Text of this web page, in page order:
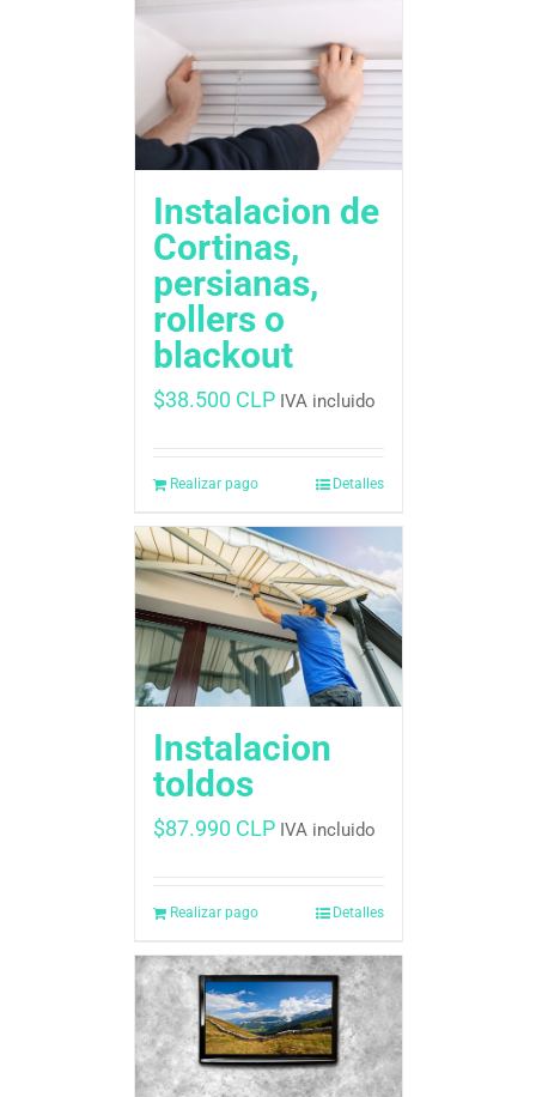
Instalacion de
Cortinas,
persianas,
rollers o
blackout
$38.500 CLP IVA incluido
Realizar pago Detalles
Instalacion
toldos
$87.990 CLP IVA incluido
Realizar pago Detalles